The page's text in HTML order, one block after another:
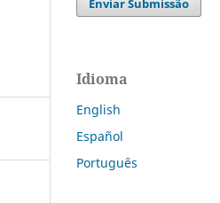
Enviar Submissão
Idioma
English
Español
Português